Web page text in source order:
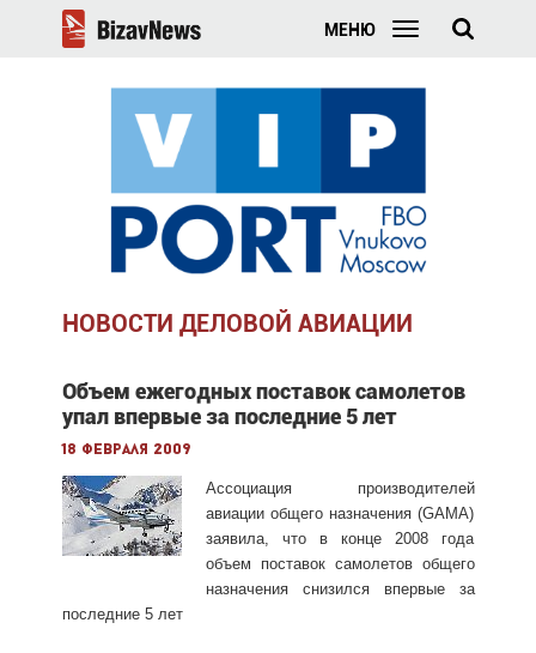
МЕНЮ
НОВОСТИ ДЕЛОВОЙ АВИАЦИИ
Объем ежегодных поставок самолетов
упал впервые за последние 5 лет
18 февраля 2009
Ассоциация производителей
авиации общего назначения (GAMA)
заявила, что в конце 2008 года
объем поставок самолетов общего
назначения снизился впервые за
последние 5 лет